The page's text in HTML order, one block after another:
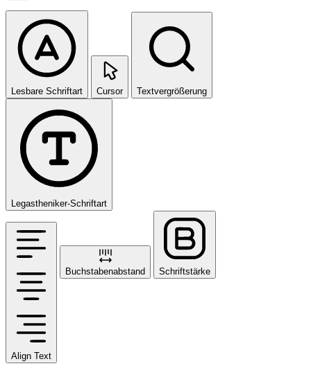
Lesbare Schriftart Cursor Textvergrößerung
Legastheniker-Schriftart
Align Text
Buchstabenabstand Schriftstärke